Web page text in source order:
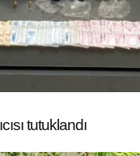
tutuklandı